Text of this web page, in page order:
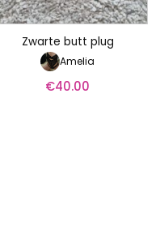
Zwarte butt plug
Amelia
€40.00